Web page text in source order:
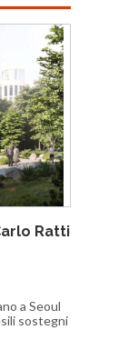
Ratti
a Seoul
sostegni